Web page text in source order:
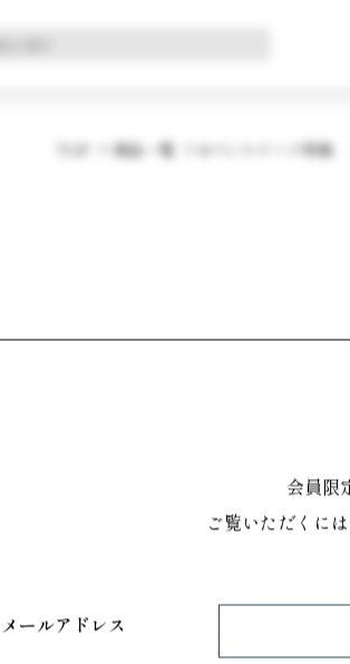
商品一覧 #パンスイーツ特集
会員限
ご覧いただくに
メールアドレス